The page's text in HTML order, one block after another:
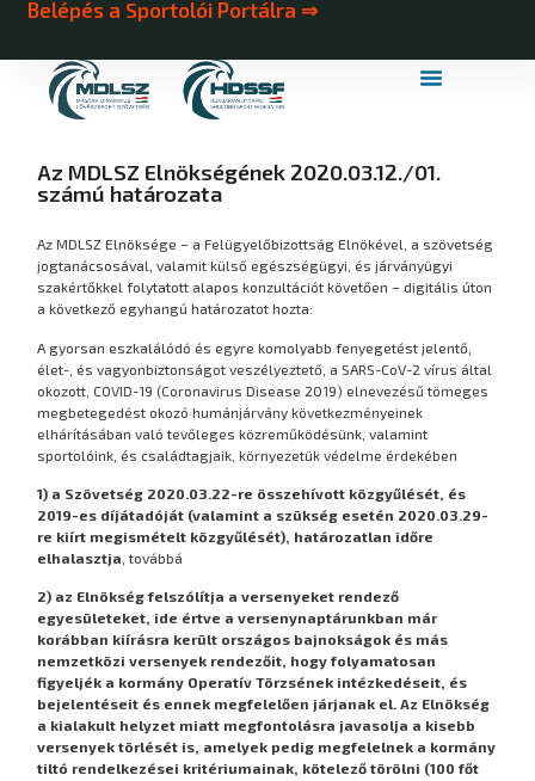
Belépés a Sportolói Portálra ⇒
Az MDLSZ Elnökségének 2020.03.12./01.
számú határozata
Az MDLSZ Elnöksége – a Felügyelőbizottság Elnökével, a szövetség
jogtanácsosával, valamit külső egészségügyi, és járványügyi
szakértőkkel folytatott alapos konzultációt követően – digitális úton
a következő egyhangú határozatot hozta:
A gyorsan eszkalálódó és egyre komolyabb fenyegetést jelentő,
élet-, és vagyonbiztonságot veszélyeztető, a SARS-CoV-2 vírus által
okozott, COVID-19 (Coronavirus Disease 2019) elnevezésű tömeges
megbetegedést okozó humánjárvány következményeinek
elhárításában való tevőleges közreműködésünk, valamint
sportolóink, és családtagjaik, környezetük védelme érdekében
1) a Szövetség 2020.03.22-re összehívott közgyűlését, és
2019-es díjátadóját (valamint a szükség esetén 2020.03.29-
re kiírt megismételt közgyűlését), határozatlan időre
elhalasztja , továbbá
2) az Elnökség felszólítja a versenyeket rendező
egyesületeket, ide értve a versenynaptárunkban már
korábban kiírásra került országos bajnokságok és más
nemzetközi versenyek rendezőit, hogy folyamatosan
figyeljék a kormány Operatív Törzsének intézkedéseit, és
bejelentéseit és ennek megfelelően járjanak el. Az Elnökség
a kialakult helyzet miatt megfontolásra javasolja a kisebb
versenyek törlését is, amelyek pedig megfelelnek a kormány
tiltó rendelkezései kritériumainak, kötelező törölni (100 főt